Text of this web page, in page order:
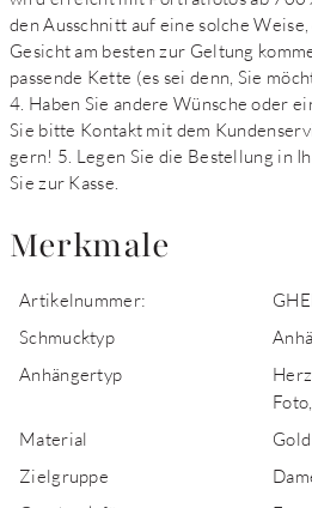
den Ausschnitt auf eine solche Weise,
Gesicht am besten zur Geltung
passende Kette (es sei denn, Sie
4. Haben Sie andere Wünsche oder
Sie bitte Kontakt mit dem
gern! 5. Legen Sie die Bestellung in
Sie zur Kasse.
Merkmale
Artikelnummer:
Schmucktyp
Anhängertyp
Material
Gold
Zielgruppe